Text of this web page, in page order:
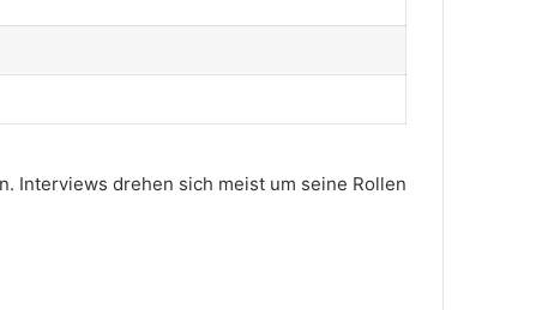
Interviews drehen sich meist um seine Rollen